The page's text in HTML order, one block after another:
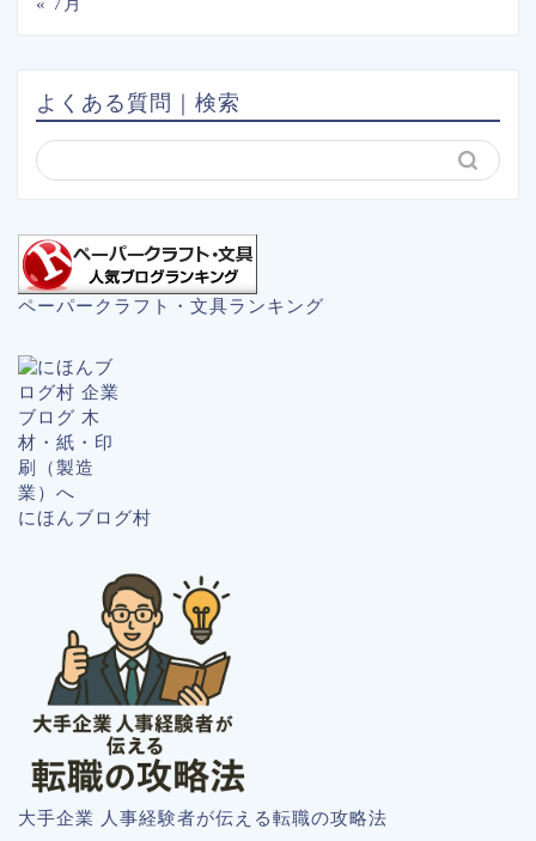
よくある質問｜検索
ペーパークラフト・文具ランキング
にほんブログ村
大手企業 人事経験者が伝える転職の攻略法